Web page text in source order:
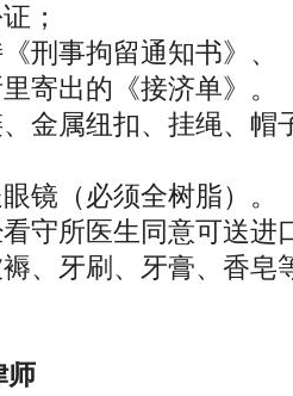
；
刑事拘留通知书》、
寄出的《接济单》。
金属纽扣、挂绳、帽
镜（必须全树脂）。
守所医生同意可送进
、牙刷、牙膏、香皂
师